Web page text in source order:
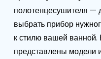
полотенцесушителя —
выбрать прибор
к стилю вашей
представлены модели